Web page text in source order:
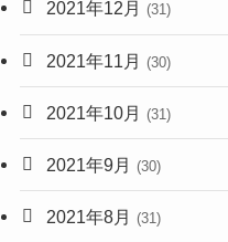
2021年12月 (31)
2021年11月 (30)
2021年10月 (31)
2021年9月 (30)
2021年8月 (31)